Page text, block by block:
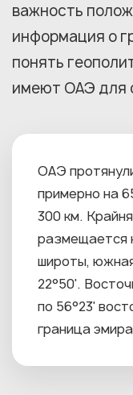
важность
информация о
понять
имеют ОАЭ для
ОАЭ
примерно на
300 км.
размещается
широты,
22°50'.
по 56°23'
граница